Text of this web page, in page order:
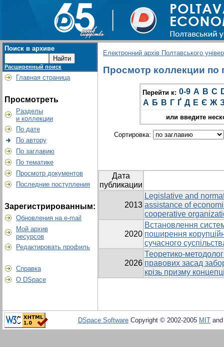
Поиск в архиве
Расширенный поиск
Главная страница
Просмотреть
Разделы
и коллекции
По дате
По автору
По заглавию
По тематике
Просмотр документов
Последние поступления
Зарегистрированным:
Обновления на e-mail
Мой архив
ресурсов
Редактировать профиль
Справка
О DSpace
Електронний архів Полтавського
Просмотр коллекции по
Перейти к: 0-9 A B C
А Б В Г Ґ Д Е Є Ж
или введите
Сортировка:
Дата
публикации
2013
Legislative and
assistance of
cooperative
2020
Встановлення
поширення
сучасного
2026
Теоретико-
правових засад
крізь призму
DSpace Software Copyright © 2002-2005 MIT